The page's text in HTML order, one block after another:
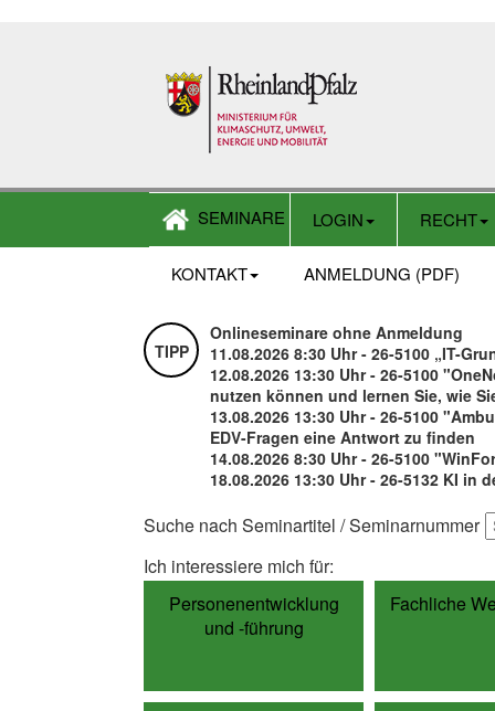
SEMINARE LOGIN RECHT
KONTAKT ANMELDUNG (PDF)
TIPP
Onlineseminare ohne Anmeldung
11.08.2026 8:30 Uhr - 26-5100 „IT-
12.08.2026 13:30 Uhr - 26-5100
nutzen können und lernen Sie, wie
13.08.2026 13:30 Uhr - 26-5100
EDV-Fragen eine Antwort zu finden
14.08.2026 8:30 Uhr - 26-5100
18.08.2026 13:30 Uhr - 26-5132 KI
Suche nach Seminartitel / Seminarnummer
Ich interessiere mich für:
Personenentwicklung
und -führung
Fachliche